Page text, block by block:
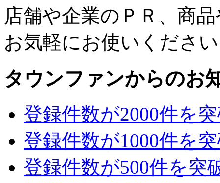
店舗や企業のＰＲ、商
お気軽にお使いくださ
タウンファンからのお
登録件数が2000件を
登録件数が1000件を
登録件数が500件を突